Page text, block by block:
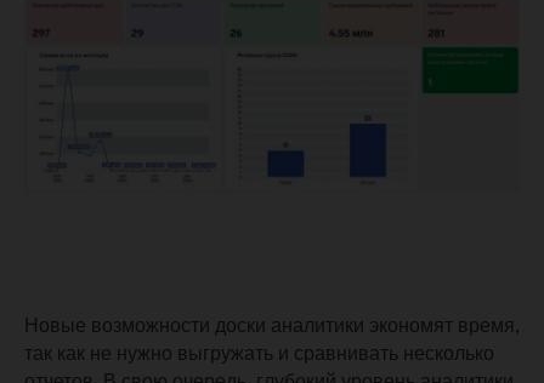
Новые возможности доски аналитики экономят время,
так как не нужно выгружать и сравнивать несколько